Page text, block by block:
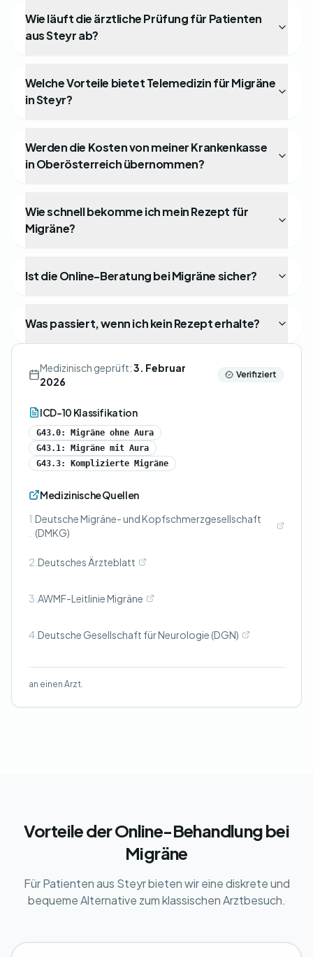
Wie läuft die ärztliche Prüfung für Patienten
aus Steyr ab?
Welche Vorteile bietet Telemedizin für Migräne
in Steyr?
Werden die Kosten von meiner Krankenkasse
in Oberösterreich übernommen?
Wie schnell bekomme ich mein Rezept für
Migräne?
Ist die Online-Beratung bei Migräne sicher?
Was passiert, wenn ich kein Rezept erhalte?
Medizinisch geprüft:3. Februar
2026
Verifiziert
ICD-10 Klassifikation
G43.0: Migräne ohne Aura
G43.1: Migräne mit Aura
G43.3: Komplizierte Migräne
Medizinische Quellen
1 Deutsche Migräne- und Kopfschmerzgesellschaft
(DMKG)
2. Deutsches Ärzteblatt
3. AWMF-Leitlinie Migräne
4. Deutsche Gesellschaft für Neurologie (DGN)
an einen Arzt.
Vorteile der Online-Behandlung bei
Migräne
Für Patienten aus Steyr bieten wir eine diskrete und
bequeme Alternative zum klassischen Arztbesuch.